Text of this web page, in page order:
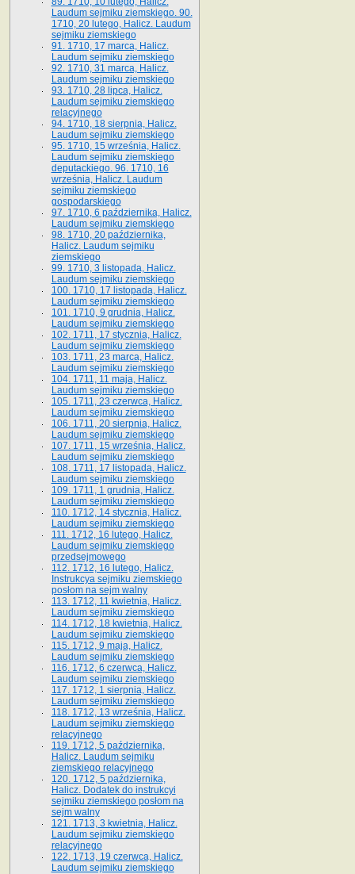
Laudum sejmiku ziemskiego. 90.
1710, 20 lutego, Halicz. Laudum
sejmiku ziemskiego
91. 1710, 17 marca, Halicz.
Laudum sejmiku ziemskiego
92. 1710, 31 marca, Halicz.
Laudum sejmiku ziemskiego
93. 1710, 28 lipca, Halicz.
Laudum sejmiku ziemskiego
relacyjnego
94. 1710, 18 sierpnia, Halicz.
Laudum sejmiku ziemskiego
95. 1710, 15 września, Halicz.
Laudum sejmiku ziemskiego
deputackiego. 96. 1710, 16
września, Halicz. Laudum
sejmiku ziemskiego
gospodarskiego
97. 1710, 6 października, Halicz.
Laudum sejmiku ziemskiego
98. 1710, 20 października,
Halicz. Laudum sejmiku
ziemskiego
99. 1710, 3 listopada, Halicz.
Laudum sejmiku ziemskiego
100. 1710, 17 listopada, Halicz.
Laudum sejmiku ziemskiego
101. 1710, 9 grudnia, Halicz.
Laudum sejmiku ziemskiego
102. 1711, 17 stycznia, Halicz.
Laudum sejmiku ziemskiego
103. 1711, 23 marca, Halicz.
Laudum sejmiku ziemskiego
104. 1711, 11 maja, Halicz.
Laudum sejmiku ziemskiego
105. 1711, 23 czerwca, Halicz.
Laudum sejmiku ziemskiego
106. 1711, 20 sierpnia, Halicz.
Laudum sejmiku ziemskiego
107. 1711, 15 września, Halicz.
Laudum sejmiku ziemskiego
108. 1711, 17 listopada, Halicz.
Laudum sejmiku ziemskiego
109. 1711, 1 grudnia, Halicz.
Laudum sejmiku ziemskiego
110. 1712, 14 stycznia, Halicz.
Laudum sejmiku ziemskiego
111. 1712, 16 lutego, Halicz.
Laudum sejmiku ziemskiego
przedsejmowego
112. 1712, 16 lutego, Halicz.
Instrukcya sejmiku ziemskiego
posłom na sejm walny
113. 1712, 11 kwietnia, Halicz.
Laudum sejmiku ziemskiego
114. 1712, 18 kwietnia, Halicz.
Laudum sejmiku ziemskiego
115. 1712, 9 maja, Halicz.
Laudum sejmiku ziemskiego
116. 1712, 6 czerwca, Halicz.
Laudum sejmiku ziemskiego
117. 1712, 1 sierpnia, Halicz.
Laudum sejmiku ziemskiego
118. 1712, 13 września, Halicz.
Laudum sejmiku ziemskiego
relacyjnego
119. 1712, 5 października,
Halicz. Laudum sejmiku
ziemskiego relacyjnego
120. 1712, 5 października,
Halicz. Dodatek do instrukcyi
sejmiku ziemskiego posłom na
sejm walny
121. 1713, 3 kwietnia, Halicz.
Laudum sejmiku ziemskiego
relacyjnego
122. 1713, 19 czerwca, Halicz.
Laudum sejmiku ziemskiego